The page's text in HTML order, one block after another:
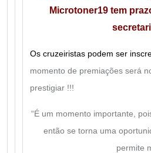
Microtoner19 tem
Os cruzeiristas podem ser
momento de premiações será
prestigiar !!!
“É um momento importante,
então se torna uma
permite